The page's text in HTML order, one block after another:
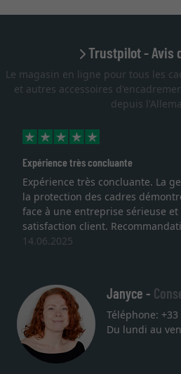
Trustpilot - Avis
Le magasin en ligne pour tous les
et autres accessoires
depuis
très concluante
très concluante. La gestion de
des cadres démontrent que
une entreprise sérieuse et
client. Recommandation très
Janyce -
Téléphone: